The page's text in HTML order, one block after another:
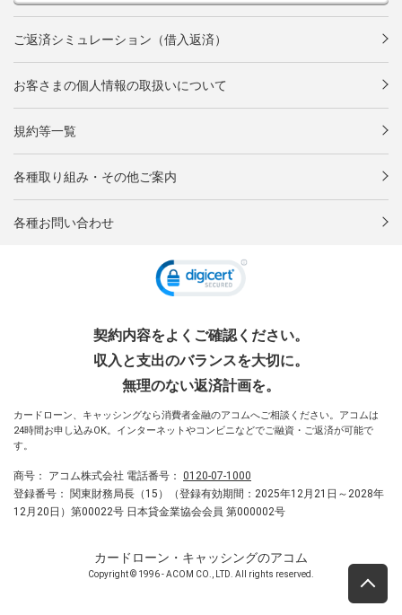
ご返済シミュレーション（借入返済）
お客さまの個人情報の取扱いについて
規約等一覧
各種取り組み・その他ご案内
各種お問い合わせ
契約内容をよくご確認ください。
収入と支出のバランスを大切に。
無理のない返済計画を。
カードローン、キャッシングなら消費者金融のアコムへご相談ください。アコムは
24時間お申し込みOK。インターネットやコンビニなどでご融資・ご返済が可能で
す。
商号： アコム株式会社 電話番号： 0120-07-1000
登録番号：
関東財務局長（15）（登録有効期間：2025年12月21日～2028年
12月20日）第00022号 日本貸金業協会会員 第000002号
カードローン・キャッシングのアコム
Copyright © 1996 - ACOM CO., LTD. All rights reserved.